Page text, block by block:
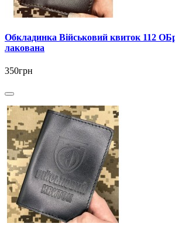
Обкладинка Військовий квиток 112
лакована
350грн